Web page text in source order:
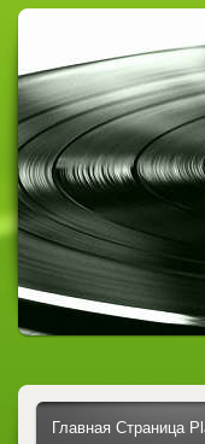
Главная Страница